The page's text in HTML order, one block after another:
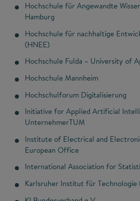
Hochschule für Angewandte
Hamburg
Hochschule für nachhaltige
(HNEE)
Hochschule Fulda – University of
Hochschule Mannheim
Hochschulforum Digitalisierung
Initiative for Applied Artificial
UnternehmerTUM
Institute of Electrical and
European Office
International Association for
Karlsruher Institut für Technologie